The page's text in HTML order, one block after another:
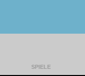
SPIELE